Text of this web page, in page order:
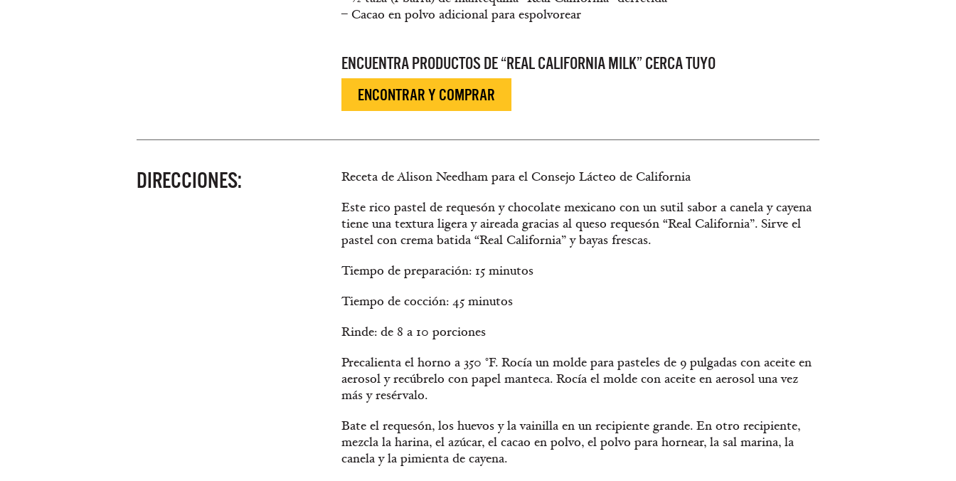
– Cacao en polvo adicional para espolvorear
ENCUENTRA PRODUCTOS DE “REAL CALIFORNIA MILK” CERCA TUYO
ENCONTRAR Y COMPRAR
DIRECCIONES:
Receta de Alison Needham para el Consejo Lácteo de California
Este rico pastel de requesón y chocolate mexicano con un sutil sabor a canela y cayena
tiene una textura ligera y aireada gracias al queso requesón “Real California”. Sirve el
pastel con crema batida “Real California” y bayas frescas.
Tiempo de preparación: 15 minutos
Tiempo de cocción: 45 minutos
Rinde: de 8 a 10 porciones
Precalienta el horno a 350 °F. Rocía un molde para pasteles de 9 pulgadas con aceite en
aerosol y recúbrelo con papel manteca. Rocía el molde con aceite en aerosol una vez
más y resérvalo.
Bate el requesón, los huevos y la vainilla en un recipiente grande. En otro recipiente,
mezcla la harina, el azúcar, el cacao en polvo, el polvo para hornear, la sal marina, la
canela y la pimienta de cayena.